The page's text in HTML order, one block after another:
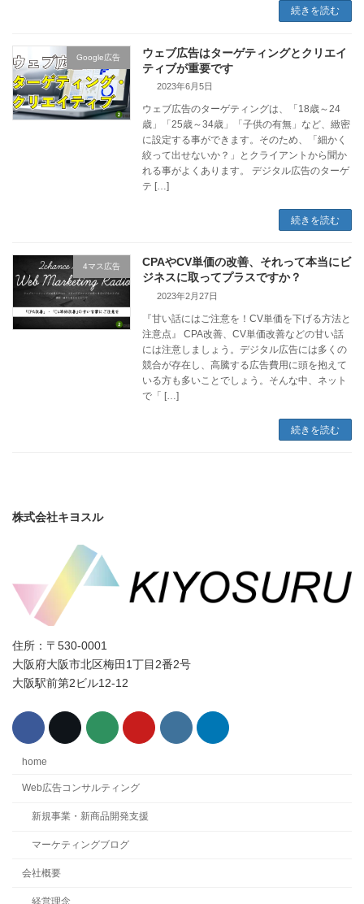
続きを読む
Google広告
ウェブ広告はターゲティングとクリエイ
ティブが重要です
2023年6月5日
ウェブ広告のターゲティングは、「18歳～24
歳」「25歳～34歳」「子供の有無」など、緻密
に設定する事ができます。そのため、「細かく
絞って出せないか？」とクライアントから聞か
れる事がよくあります。 デジタル広告のターゲ
テ […]
続きを読む
4マス広告
CPAやCV単価の改善、それって本当にビ
ジネスに取ってプラスですか？
2023年2月27日
『甘い話にはご注意を！CV単価を下げる方法と
注意点』 CPA改善、CV単価改善などの甘い話
には注意しましょう。デジタル広告には多くの
競合が存在し、高騰する広告費用に頭を抱えて
いる方も多いことでしょう。そんな中、ネット
で「 […]
続きを読む
株式会社キヨスル
住所：〒530-0001
大阪府大阪市北区梅田1丁目2番2号
大阪駅前第2ビル12-12
home
Web広告コンサルティング
新規事業・新商品開発支援
マーケティングブログ
会社概要
経営理念